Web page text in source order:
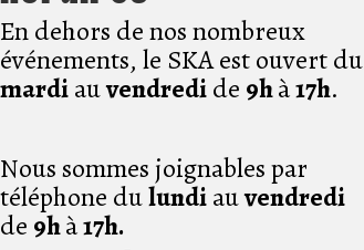
En dehors de nos nombreux
événements, le SKA est ouvert du
mardiauvendredide 9hà17h.
Nous sommes joignables par
téléphone dulundiauvendredi
de 9hà17h.